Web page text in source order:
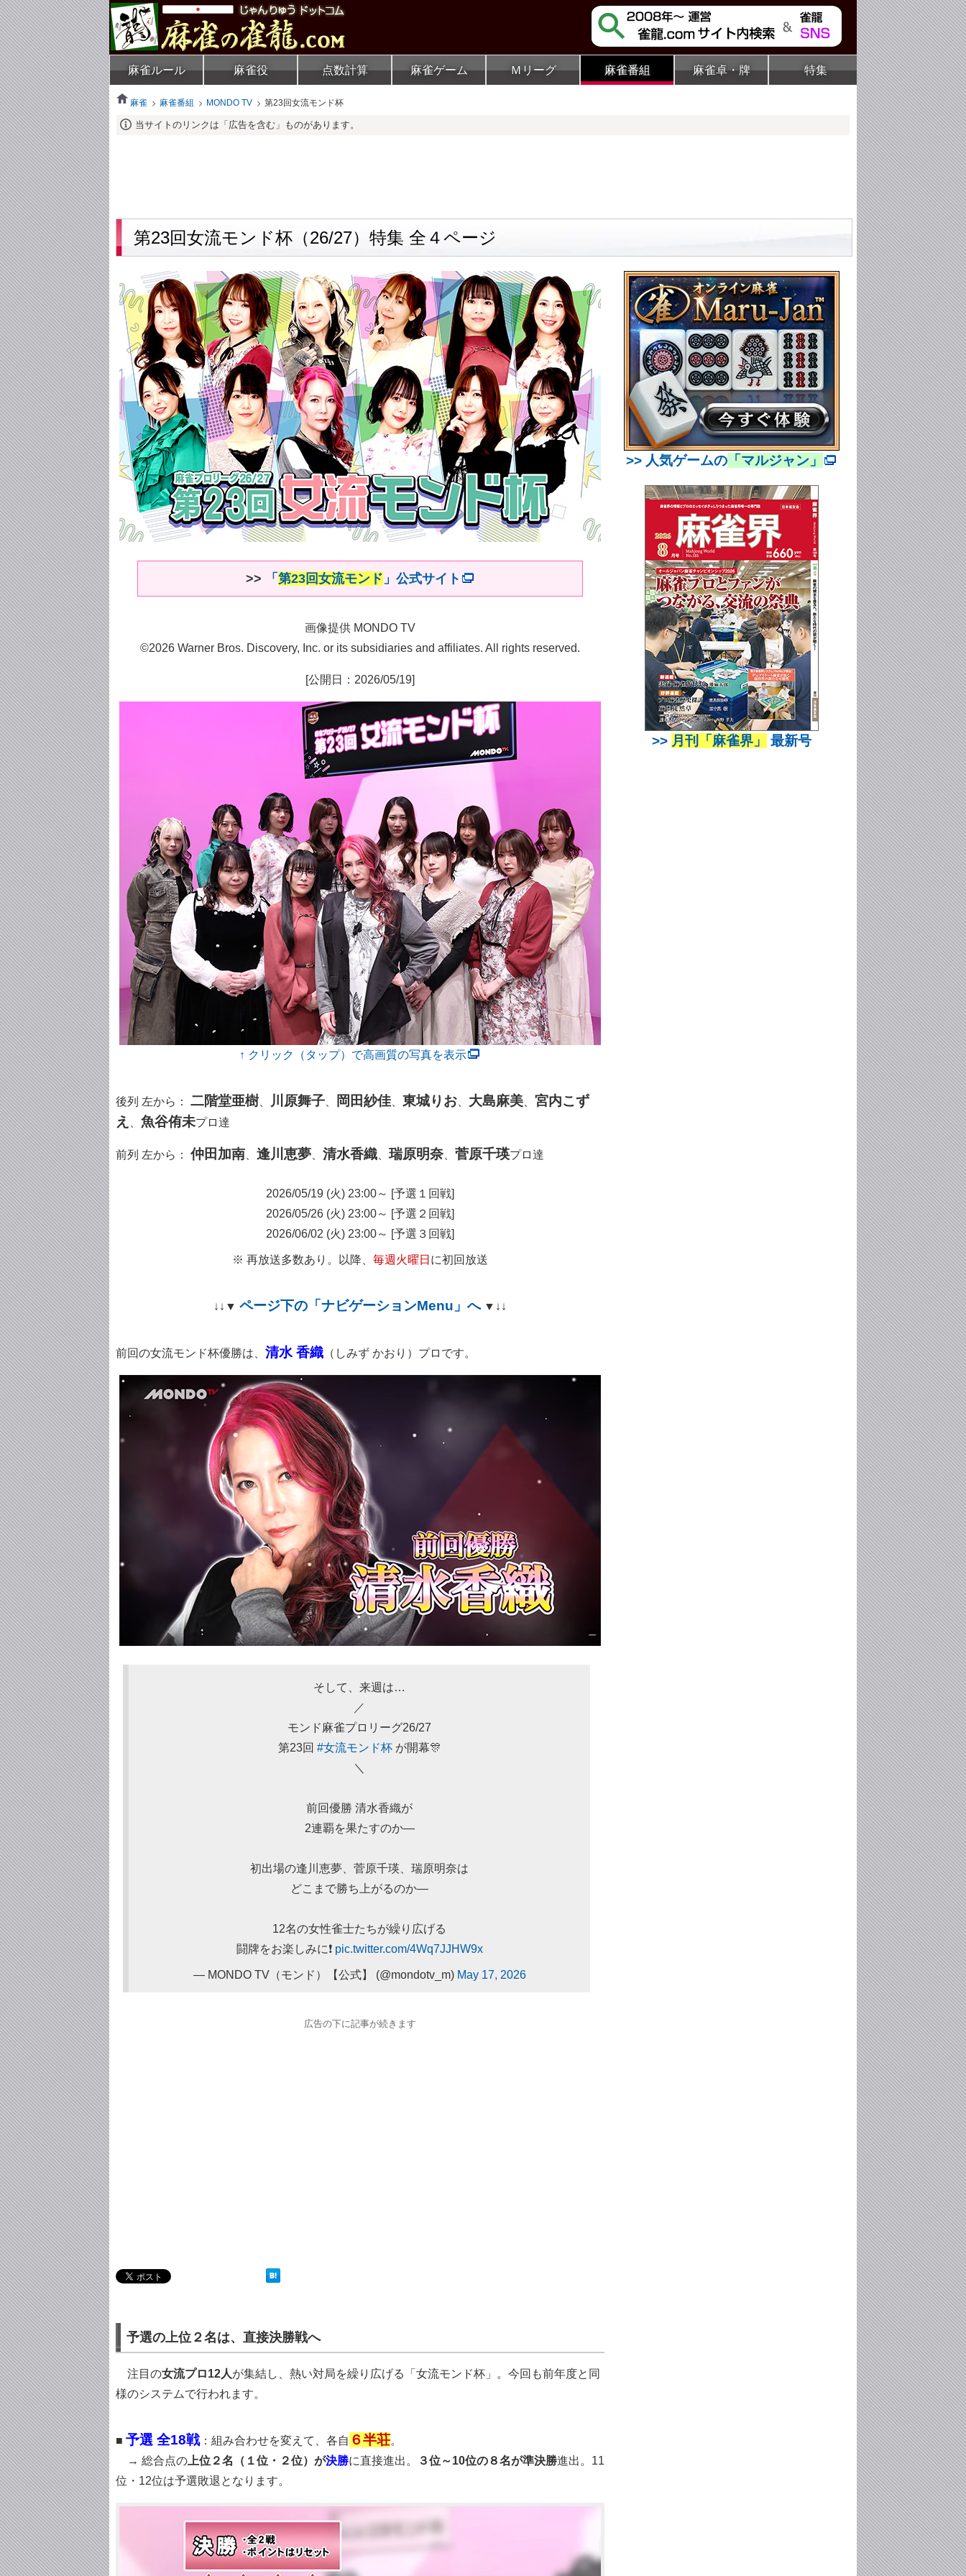
麻雀ルール 麻雀役 点数計算 麻雀ゲーム Ｍリーグ 麻雀番組 麻雀卓・牌 特集
麻雀 麻雀番組 MONDO TV 第23回女流モンド杯
当サイトのリンクは「広告を含む」ものがあります。
第23回女流モンド杯（26/27）特集 全４ページ
>> 「 第23回女流モンド 」公式サイト
画像提供 MONDO TV
©2026 Warner Bros. Discovery, Inc. or its subsidiaries and affiliates. All rights reserved.
[公開日：2026/05/19]
↑ クリック（タップ）で高画質の写真を表示
後列 左から： 二階堂亜樹、 川原舞子 岡田紗佳 東城りお 大島麻美
宮内こず
え
魚谷侑未プロ達
前列 左から： 仲田加南 逢川恵夢 清水香織 瑞原明奈 菅原千瑛プロ達
2026/05/19 (火) 23:00～ [予選１回戦]
2026/05/26 (火) 23:00～ [予選２回戦]
2026/06/02 (火) 23:00～ [予選３回戦]
※ 再放送多数あり。以降、 毎週火曜日 に初回放送
↓↓▼ ページ下の「ナビゲーションMenu」へ▼↓↓
前回の女流モンド杯優勝は、 清水 香織 （しみず かおり）プロです。
そして、来週は…
／
モンド麻雀プロリーグ26/27
第23回 #女流モンド杯が開幕🎊
＼
前回優勝 清水香織が
2連覇を果たすのか―
初出場の逢川恵夢、菅原千瑛、瑞原明奈は
どこまで勝ち上がるのか―
12名の女性雀士たちが繰り広げる
闘牌をお楽しみに❗ pic.twitter.com/4Wq7JJHW9x
— MONDO TV（モンド）【公式】 (@mondotv_m) May 17, 2026
広告の下に記事が続きます
予選の上位２名は、直接決勝戦へ
注目の女流プロ12人が集結し、熱い対局を繰り広げる「女流モンド杯」。今回も前年度と同
様のシステムで行われます。
■ 予選 全18戦：組み合わせを変えて、各自 ６半荘。
→ 総合点の 上位２名（１位・２位）が決勝に直接進出。 ３位～10位の８名が準決勝進出。11
位・12位は予選敗退となります。
>> 人気ゲームの 「マルジャン」
>> 月刊「麻雀界」 最新号